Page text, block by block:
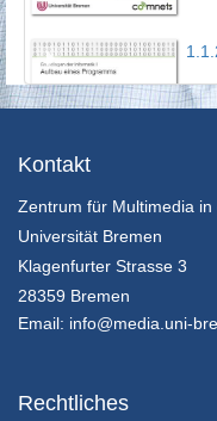
13/
13/
Kontakt
Zentrum für Multimedia
Universität Bremen
Klagenfurter Strasse 3
28359 Bremen
Email: info@media.uni-
Rechtliches